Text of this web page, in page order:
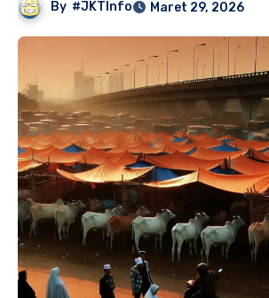
By #JKTInfo Maret 29, 2026